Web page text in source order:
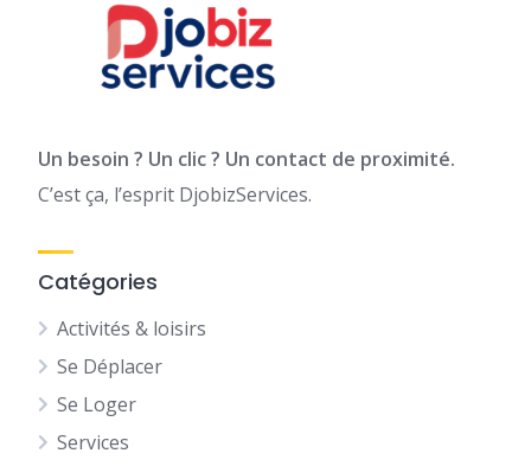
Un besoin ? Un clic ? Un contact de proximité.
C’est ça, l’esprit DjobizServices.
Catégories
Activités & loisirs
Se Déplacer
Se Loger
Services